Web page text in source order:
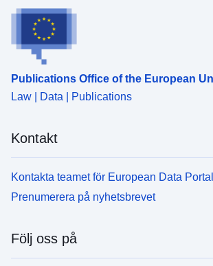
Publications Office of the European
Law | Data | Publications
Kontakt
Kontakta teamet för European Data Portal
Prenumerera på nyhetsbrevet
Följ oss på